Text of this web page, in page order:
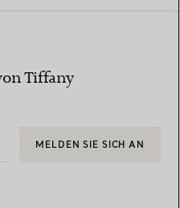
Tiffany
MELDEN SIE SICH AN